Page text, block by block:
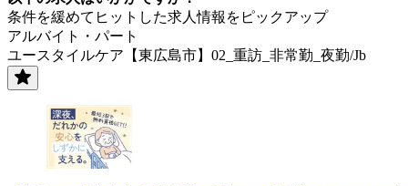
条件を緩めてヒットした求人情報をピックアップ
アルバイト・パート
ユースタイルケア【東広島市】02_重訪_非常勤_夜勤/Jb